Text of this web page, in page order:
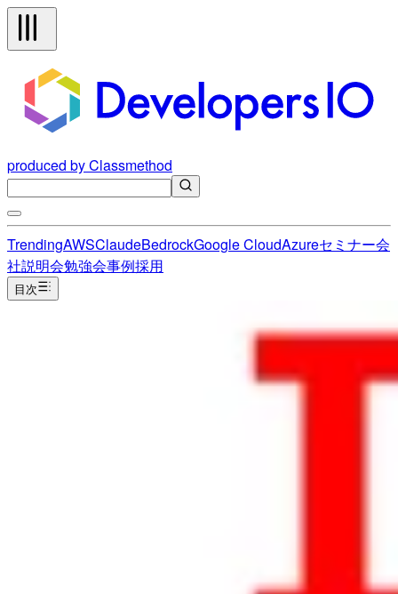
produced by Classmethod
TrendingAWSClaudeBedrockGoogle CloudAzureセミナー会
社説明会勉強会事例採用
目次